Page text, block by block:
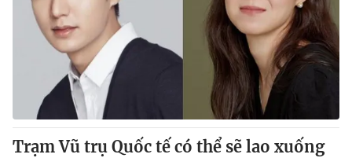
Trạm Vũ trụ Quốc tế có thể sẽ lao xuống